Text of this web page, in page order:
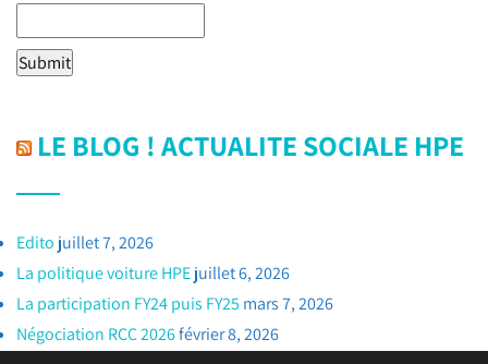
LE BLOG ! ACTUALITE SOCIALE HPE
Edito juillet 7, 2026
La politique voiture HPEjuillet 6, 2026
La participation FY24 puis FY25 mars 7, 2026
Négociation RCC 2026février 8, 2026